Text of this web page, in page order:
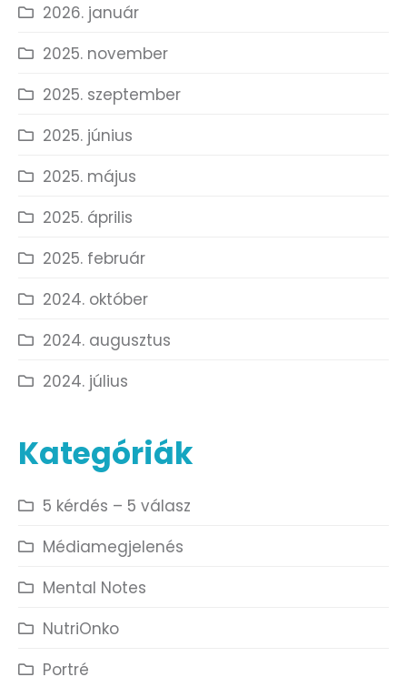
2026. január
2025. november
2025. szeptember
2025. június
2025. május
2025. április
2025. február
2024. október
2024. augusztus
2024. július
Kategóriák
5 kérdés – 5 válasz
Médiamegjelenés
Mental Notes
NutriOnko
Portré